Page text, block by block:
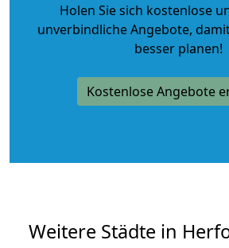
Holen Sie sich kostenlose
unverbindliche Angebote,
besser planen!
Kostenlose Angebote
Weitere Städte in